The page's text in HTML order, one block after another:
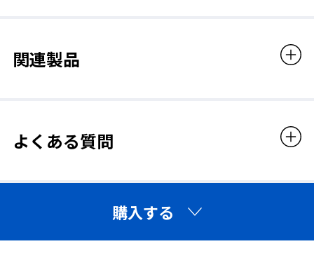
関連製品
よくある質問
購入する